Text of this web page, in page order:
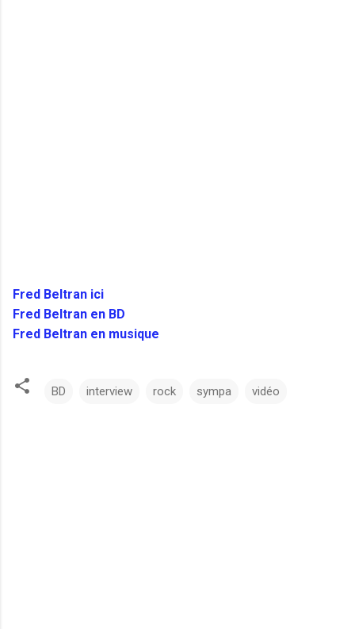
Fred Beltran ici
Fred Beltran en BD
Fred Beltran en musique
BD interview rock sympa vidéo